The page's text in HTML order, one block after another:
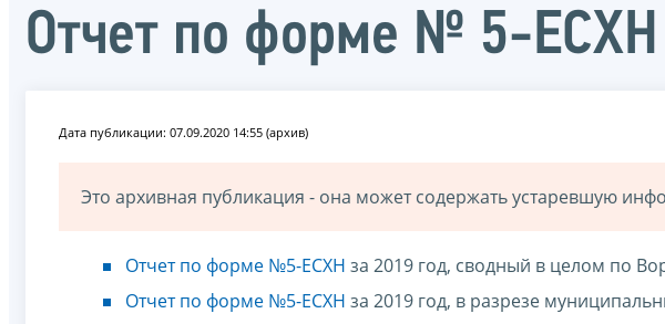
Отчет по форме № 5-ЕСХН
Дата публикации: 07.09.2020 14:55 (архив)
Это архивная публикация - она может содержать устаревшую
Отчет по форме №5-ЕСХН за 2019 год, сводный в целом по
Отчет по форме №5-ЕСХН за 2019 год, в разрезе